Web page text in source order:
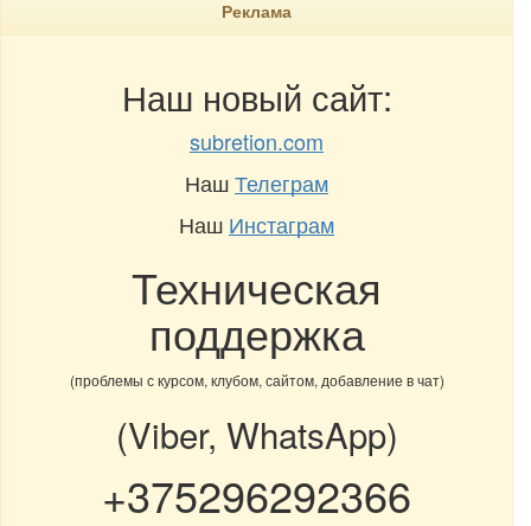
Реклама
Наш новый сайт:
subretion.com
НашТелеграм
Наш Инстаграм
Техническая
поддержка
(проблемы с курсом, клубом, сайтом, добавление в чат)
(Viber, WhatsApp)
+375296292366